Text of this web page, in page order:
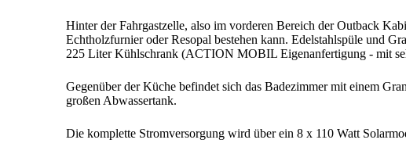
Hinter der Fahrgastzelle, also im vorderen Bereich der Outback
Echtholzfurnier oder Resopal bestehen kann. Edelstahlspüle und
225 Liter Kühlschrank (ACTION MOBIL Eigenanfertigung - mit
Gegenüber der Küche befindet sich das Badezimmer mit einem
großen Abwassertank.
Die komplette Stromversorgung wird über ein 8 x 110 Watt